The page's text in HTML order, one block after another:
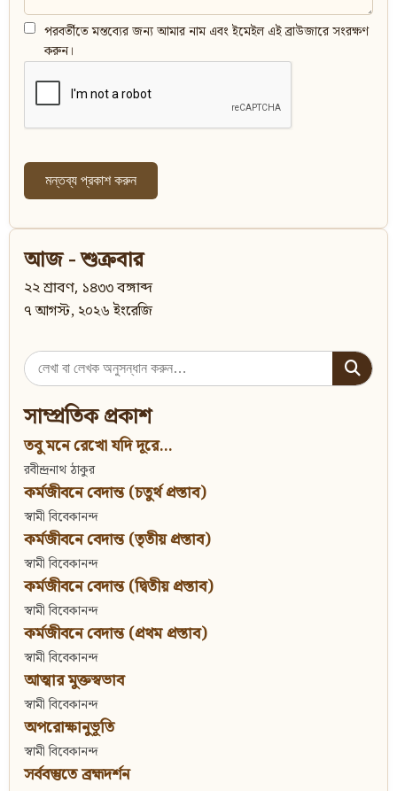
পরবর্তীতে মন্তব্যের জন্য আমার নাম এবং ইমেইল এই ব্রাউজারে সংরক্ষণ
করুন।
আজ - শুক্রবার
২২ শ্রাবণ, ১৪৩৩ বঙ্গাব্দ
৭ আগস্ট, ২০২৬ ইংরেজি
Search
for:
সাম্প্রতিক প্রকাশ
তবু মনে রেখো যদি দূরে...
রবীন্দ্রনাথ ঠাকুর
কর্মজীবনে বেদান্ত (চতুর্থ প্রস্তাব)
স্বামী বিবেকানন্দ
কর্মজীবনে বেদান্ত (তৃতীয় প্রস্তাব)
স্বামী বিবেকানন্দ
কর্মজীবনে বেদান্ত (দ্বিতীয় প্রস্তাব)
স্বামী বিবেকানন্দ
কর্মজীবনে বেদান্ত (প্রথম প্রস্তাব)
স্বামী বিবেকানন্দ
আত্মার মুক্তস্বভাব
স্বামী বিবেকানন্দ
অপরোক্ষানুভূতি
স্বামী বিবেকানন্দ
সর্ববস্তুতে ব্রহ্মদর্শন